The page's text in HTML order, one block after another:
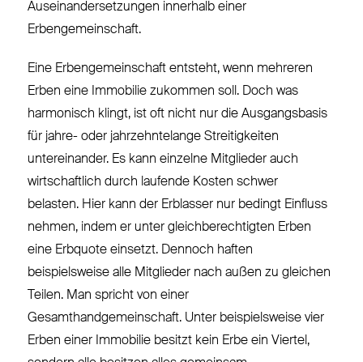
Auseinandersetzungen innerhalb einer
Erbengemeinschaft.
Eine Erbengemeinschaft entsteht, wenn mehreren
Erben eine Immobilie zukommen soll. Doch was
harmonisch klingt, ist oft nicht nur die Ausgangsbasis
für jahre- oder jahrzehntelange Streitigkeiten
untereinander. Es kann einzelne Mitglieder auch
wirtschaftlich durch laufende Kosten schwer
belasten. Hier kann der Erblasser nur bedingt Einfluss
nehmen, indem er unter gleichberechtigten Erben
eine Erbquote einsetzt. Dennoch haften
beispielsweise alle Mitglieder nach außen zu gleichen
Teilen. Man spricht von einer
Gesamthandgemeinschaft. Unter beispielsweise vier
Erben einer Immobilie besitzt kein Erbe ein Viertel,